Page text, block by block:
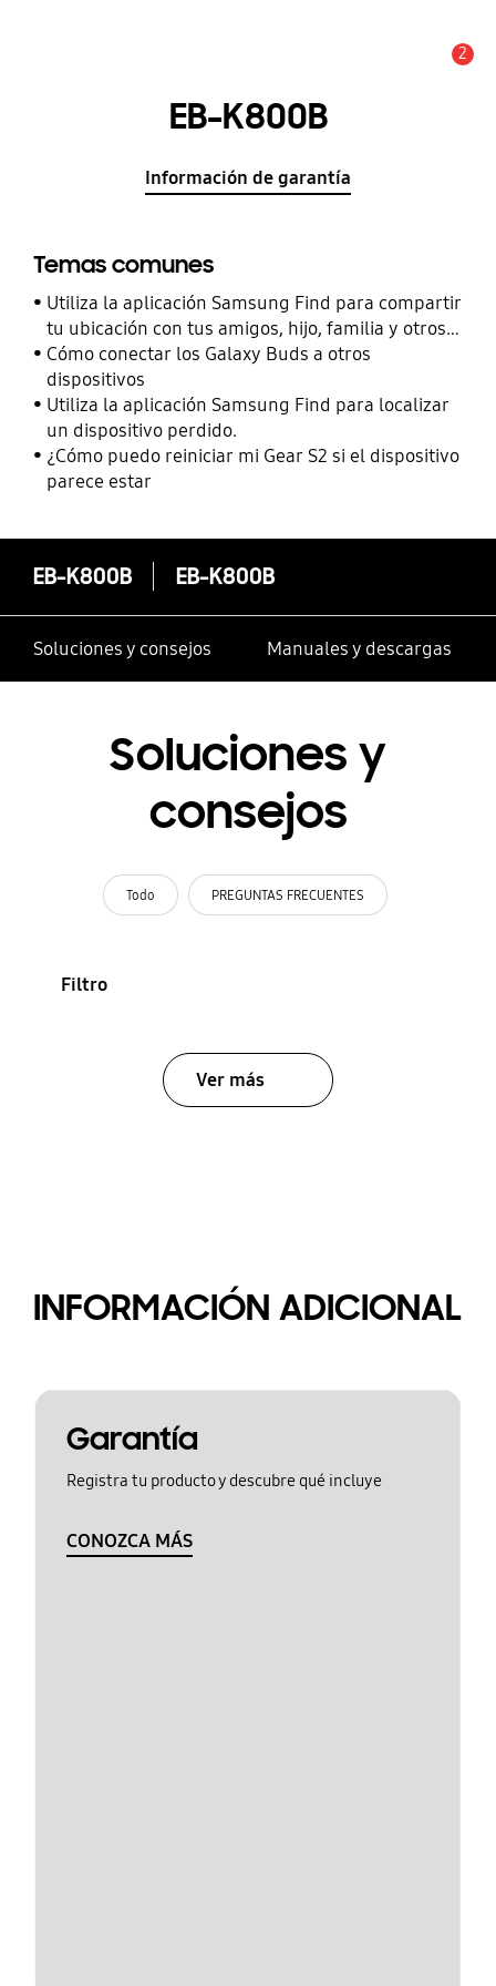
2
EB-K800B
Información de garantía
Temas comunes
Utiliza la aplicación Samsung Find para compartir
tu ubicación con tus amigos, hijo, familia y otros
contactos
Cómo conectar los Galaxy Buds a otros
dispositivos
Utiliza la aplicación Samsung Find para localizar
un dispositivo perdido.
¿Cómo puedo reiniciar mi Gear S2 si el dispositivo
parece estar
EB-K800B EB-K800B
Soluciones y consejos Manuales y descargas
Soluciones y
consejos
Todo PREGUNTAS FRECUENTES
Filtro
Ver más
INFORMACIÓN ADICIONAL
Garantía
Registra tu producto y descubre qué incluye
CONOZCA MÁS